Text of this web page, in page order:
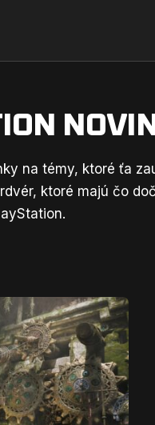
na témy, ktoré ťa
ktoré majú čo